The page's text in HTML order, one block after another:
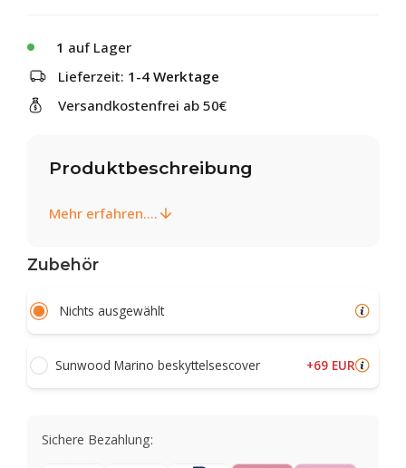
1 auf Lager
Lieferzeit: 1-4 Werktage
Versandkostenfrei ab 50€
Produktbeschreibung
Mehr erfahren....
Zubehör
Nichts ausgewählt
Sunwood Marino beskyttelsescover +69 EUR
Sichere Bezahlung: